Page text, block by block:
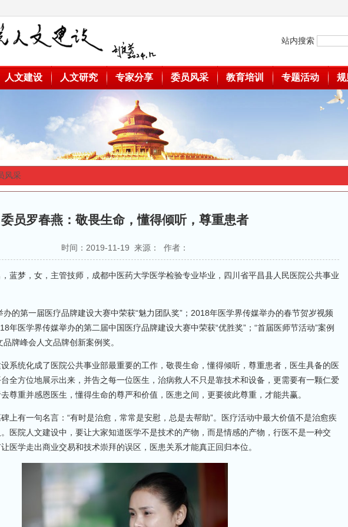
站内搜索
人文建设 人文研究 专家分享 委员风采 教育培训 专题活动 规
风采
委员罗春燕：敬畏生命，懂得倾听，尊重患者
时间：2019-11-19 来源： 作者：
梦，女，主管技师，成都中医药大学医学检验专业毕业，四川省平昌县人民医院公共事业
第一届医疗品牌建设大赛中荣获“魅力团队奖”；2018年医学界传媒举办的春节贺岁视频
年医学界传媒举办的第二届中国医疗品牌建设大赛中荣获“优胜奖”；“首届医师节活动”案例
牌峰会人文品牌创新案例奖。
统化成了医院公共事业部最重要的工作，敬畏生命，懂得倾听，尊重患者，医生具备的医
全方位地展示出来，并告之每一位医生，治病救人不只是靠技术和设备，更需要有一颗仁爱
尊重并感恩医生，懂得生命的尊严和价值，医患之间，更要彼此尊重，才能共赢。
有一句名言：“有时是治愈，常常是安慰，总是去帮助”。医疗活动中最大价值不是治愈疾
医院人文建设中，要让大家知道医学不是技术的产物，而是情感的产物，行医不是一种交
医学走出商业交易和技术崇拜的误区，医患关系才能真正回归本位。